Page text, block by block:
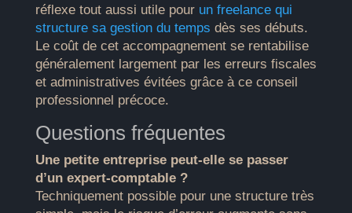
réflexe tout aussi utile pour un freelance qui
structure sa gestion du temps dès ses débuts.
Le coût de cet accompagnement se rentabilise
généralement largement par les erreurs fiscales
et administratives évitées grâce à ce conseil
professionnel précoce.
Questions fréquentes
Une petite entreprise peut-elle se passer
d’un expert-comptable ?
Techniquement possible pour une structure très